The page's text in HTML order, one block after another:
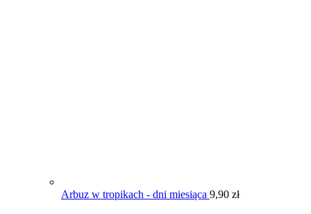
Arbuz w tropikach - dni miesiąca 9,90 zł